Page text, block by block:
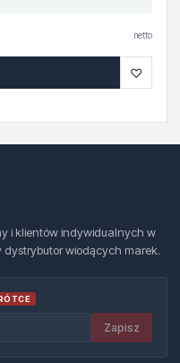
netto
♡
i klientów indywidualnych w
wiodących marek.
Zapisz